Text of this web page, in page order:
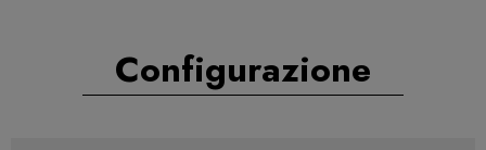
Configurazione